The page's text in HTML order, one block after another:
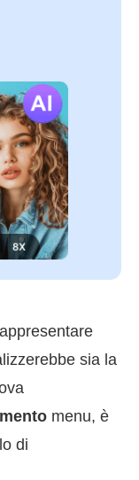
sia la
menu, è
di